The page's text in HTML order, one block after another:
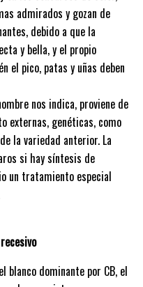
admirados y gozan de
debido a que la
y bella, y el propio
el pico, patas y uñas deben
nos indica, proviene de
externas, genéticas, como
la variedad anterior. La
si hay síntesis de
un tratamiento especial
blanco dominante por CB, el